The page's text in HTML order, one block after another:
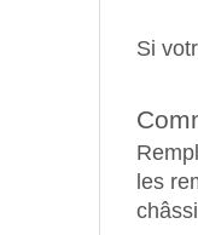
Si
les